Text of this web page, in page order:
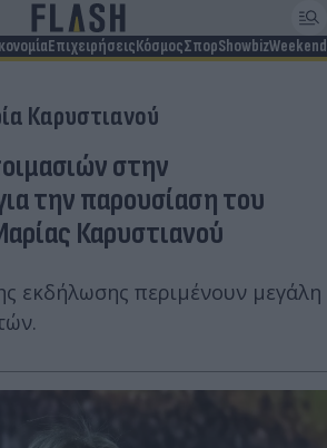
ΕπιχειρήσειςΚόσμοςΣπορShowbizWeekend
Καρυστιανού
στην
την παρουσίαση του
Καρυστιανού
εκδήλωσης περιμένουν μεγάλη